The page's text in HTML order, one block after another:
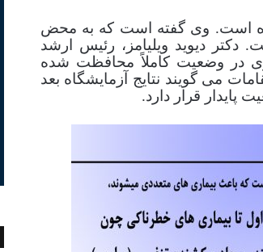
کرده است. وی گفته است كه به محض
911 تماس گرفته است. دکتر دیوید ویلیامز، رئیس ارشد
در وضعیت کاملاً محافظت شده
می گویند نتایج آزمایشگاه بعد
قرار دارد.